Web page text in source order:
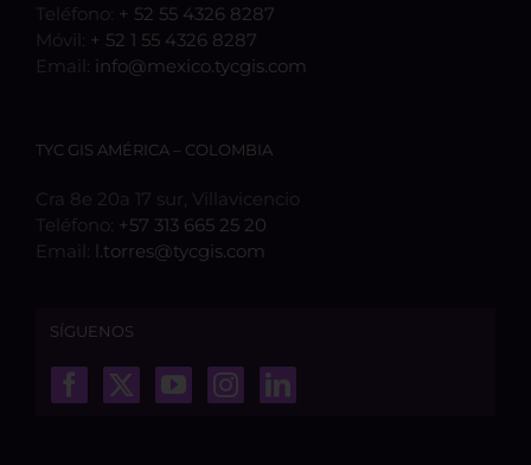
Teléfono: + 52 55 4326 8287
Móvil: + 52 1 55 4326 8287
Email: info@mexico.tycgis.com
TYC GIS AMÉRICA – COLOMBIA
Cra 8e 20a 17 sur, Villavicencio
Teléfono: +57 313 665 25 20
Email:
l.torres@tycgis.com
SÍGUENOS